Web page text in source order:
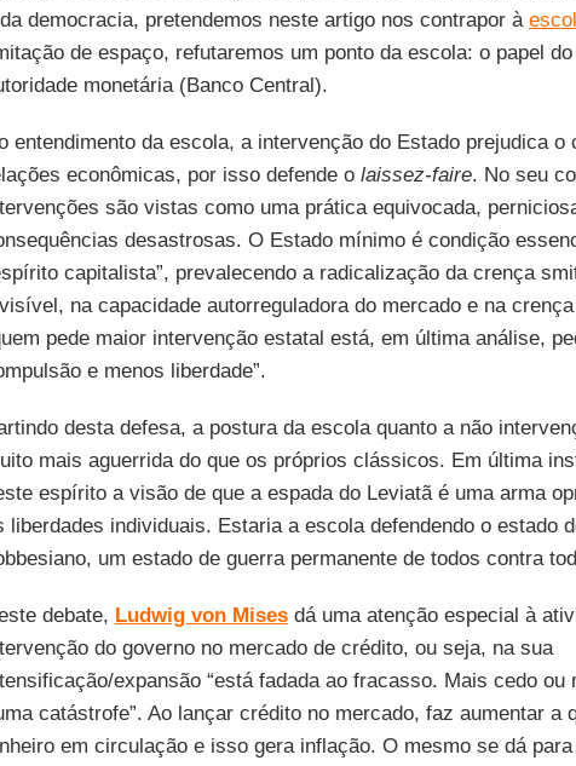
democracia, pretendemos neste artigo nos contrapor à
de espaço, refutaremos um ponto da escola: o papel
monetária (Banco Central).
entendimento da escola, a intervenção do Estado prejudica o
econômicas, por isso defende olaissez-faire. No seu
são vistas como uma prática equivocada,
desastrosas. O Estado mínimo é condição
capitalista”, prevalecendo a radicalização da crença
na capacidade autorreguladora do mercado e na
pede maior intervenção estatal está, em última análise,
e menos liberdade”.
desta defesa, a postura da escola quanto a não
mais aguerrida do que os próprios clássicos. Em última
espírito a visão de que a espada do Leviatã é uma arma
liberdades individuais. Estaria a escola defendendo o estado
um estado de guerra permanente de todos contra
debate, Ludwig von Misesdá uma atenção especial à
do governo no mercado de crédito, ou seja, na sua
expansão “está fadada ao fracasso. Mais cedo ou
catástrofe”. Ao lançar crédito no mercado, faz aumentar a
em circulação e isso gera inflação. O mesmo se dá